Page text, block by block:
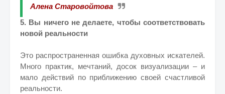
Алена Старовойтова
5. Вы ничего не делаете, чтобы соответствовать
новой реальности
Это распространенная ошибка духовных искателей.
Много практик, мечтаний, досок визуализации – и
мало действий по приближению своей счастливой
реальности.